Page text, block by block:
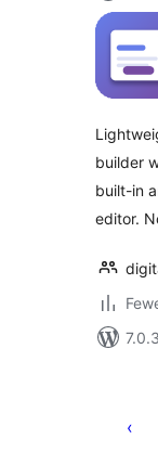
builder
built-in
editor.
7.0.3